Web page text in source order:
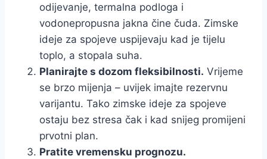
odijevanje, termalna podloga i
vodonepropusna jakna čine čuda. Zimske
ideje za spojeve uspijevaju kad je tijelu
toplo, a stopala suha.
Planirajte s dozom fleksibilnosti. Vrijeme
se brzo mijenja – uvijek imajte rezervnu
varijantu. Tako zimske ideje za spojeve
ostaju bez stresa čak i kad snijeg promijeni
prvotni plan.
Pratite vremensku prognozu.